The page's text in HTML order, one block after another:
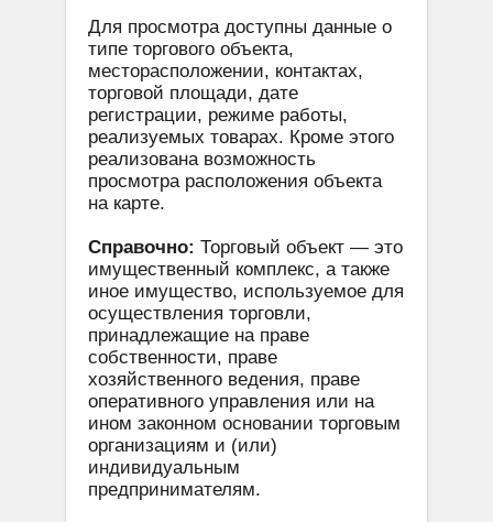
Для просмотра доступны данные о
типе торгового объекта,
месторасположении, контактах,
торговой площади, дате
регистрации, режиме работы,
реализуемых товарах. Кроме этого
реализована возможность
просмотра расположения объекта
на карте.
Справочно: Торговый объект — это
имущественный комплекс, а также
иное имущество, используемое для
осуществления торговли,
принадлежащие на праве
собственности, праве
хозяйственного ведения, праве
оперативного управления или на
ином законном основании торговым
организациям и (или)
индивидуальным
предпринимателям.